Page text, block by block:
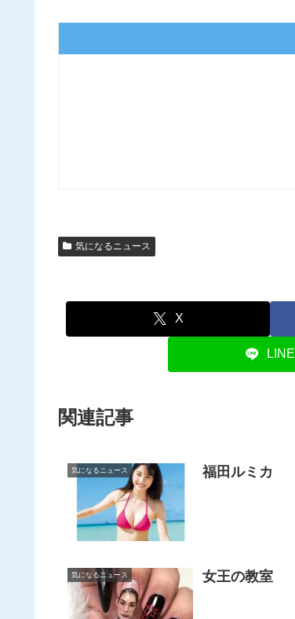
気になるニュース
X
LINE
関連記事
気になるニュース 福田ルミカ
気になるニュース 女王の教室